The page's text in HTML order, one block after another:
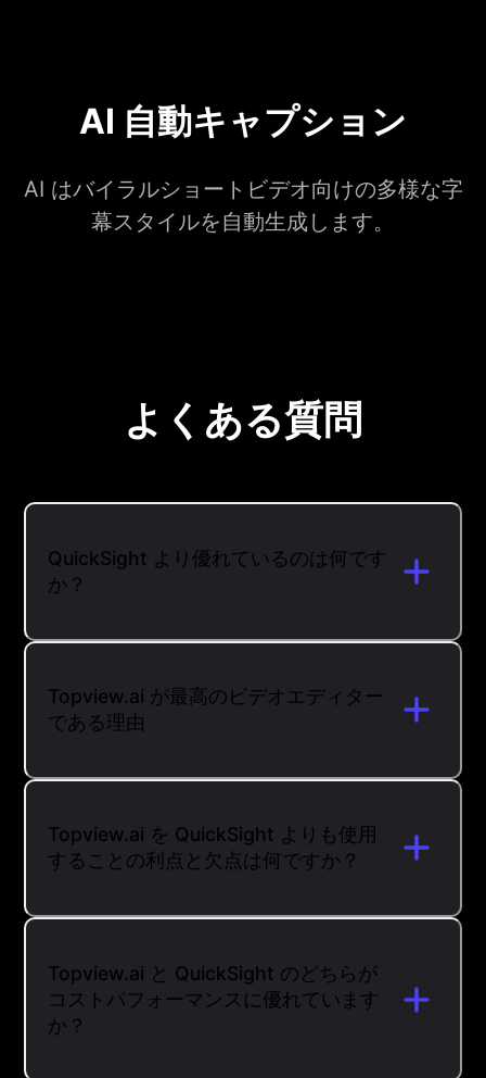
AI 自動キャプション
AI はバイラルショートビデオ向けの多様な字
幕スタイルを自動生成します。
よくある質問
QuickSight より優れているのは何です
か？
Topview.ai が最高のビデオエディター
である理由
Topview.ai を QuickSight よりも使用
することの利点と欠点は何ですか？
Topview.ai と QuickSight のどちらが
コストパフォーマンスに優れています
か？